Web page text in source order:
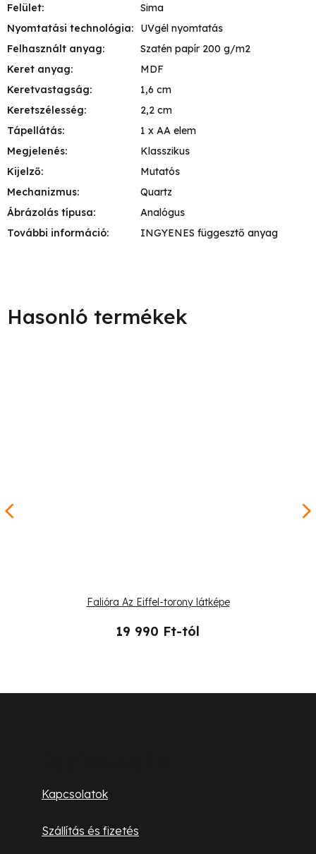
Felület:
Sima
Nyomtatási technológia:
UVgél nyomtatás
Felhasznált anyag:
Szatén papír 200 g/m2
Keret anyag:
MDF
Keretvastagság:
1,6 cm
Keretszélesség:
2,2 cm
Tápellátás:
1 x AA elem
Megjelenés:
Klasszikus
Kijelző:
Mutatós
Mechanizmus:
Quartz
Ábrázolás típusa:
Analógus
További információ: INGYENES függesztő anyag
Falióra Az Eiffel-torony látképe
19 990 Ft-tól
Kapcsolatok
Szállítás és fizetés